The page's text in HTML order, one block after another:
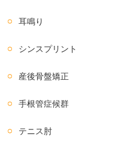
耳鳴り
シンスプリント
産後骨盤矯正
手根管症候群
テニス肘